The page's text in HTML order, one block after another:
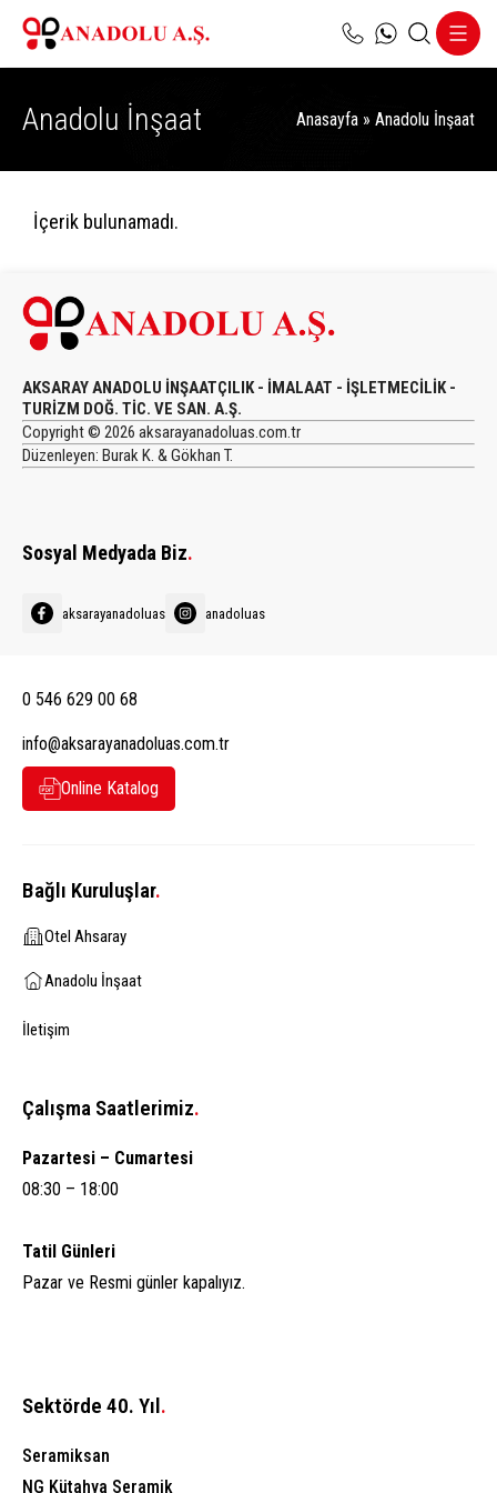
Anadolu İnşaat Anasayfa » Anadolu İnşaat
İçerik bulunamadı.
AKSARAY ANADOLU İNŞAATÇILIK - İMALAAT - İŞLETMECİLİK -
TURİZM DOĞ. TİC. VE SAN. A.Ş.
Copyright © 2026 aksarayanadoluas.com.tr
Düzenleyen: Burak K. & Gökhan T.
Sosyal Medyada Biz.
aksarayanadoluas anadoluas
0 546 629 00 68
info@aksarayanadoluas.com.tr
Online Katalog
Bağlı Kuruluşlar.
Otel Ahsaray
Anadolu İnşaat
İletişim
Çalışma Saatlerimiz.
Pazartesi – Cumartesi
08:30 – 18:00
Tatil Günleri
Pazar ve Resmi günler kapalıyız.
Sektörde 40. Yıl.
Seramiksan
NG Kütahya Seramik